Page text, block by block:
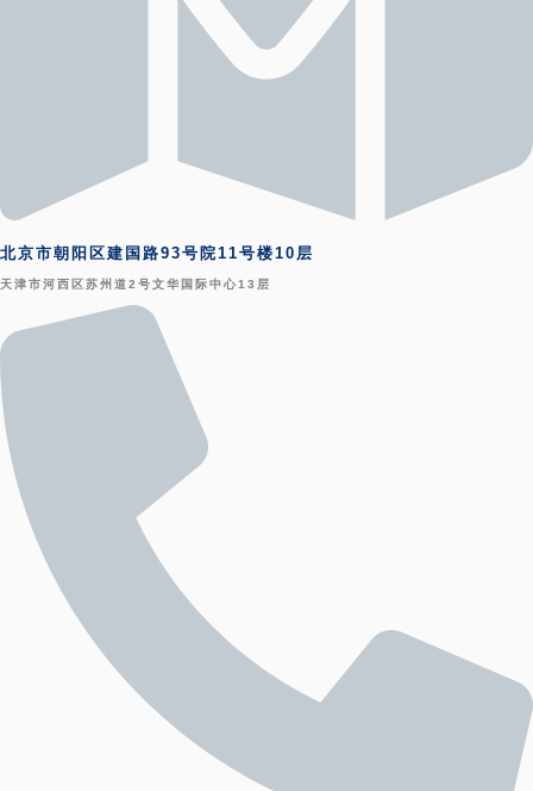
北京市朝阳区建国路93号院11号楼10层
天津市河西区苏州道2号文华国际中心13层